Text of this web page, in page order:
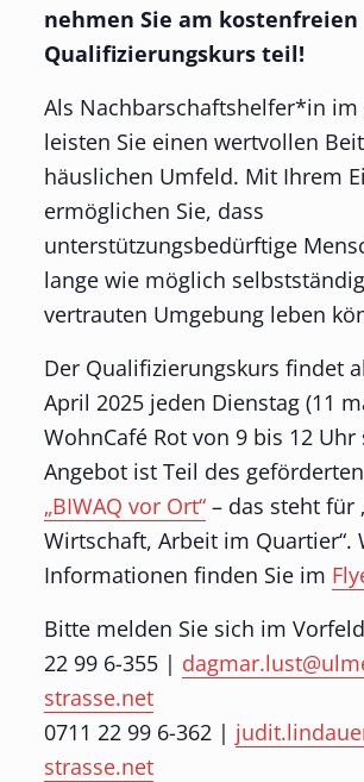
nehmen Sie am kostenfreien
Qualifizierungskurs teil!
Als Nachbarschaftshelfer*in im
leisten Sie einen wertvollen
häuslichen Umfeld. Mit Ihrem
ermöglichen Sie, dass
unterstützungsbedürftige
lange wie möglich
vertrauten Umgebung leben
Der Qualifizierungskurs findet
April 2025 jeden Dienstag (11
WohnCafé Rot von 9 bis 12 Uhr
Angebot ist Teil des
„BIWAQ vor Ort“– das steht für
Wirtschaft, Arbeit im Quartier“.
Informationen finden Sie im
Bitte melden Sie sich im
22 99 6-355 |
strasse.net
0711 22 99 6-362 |
strasse.net